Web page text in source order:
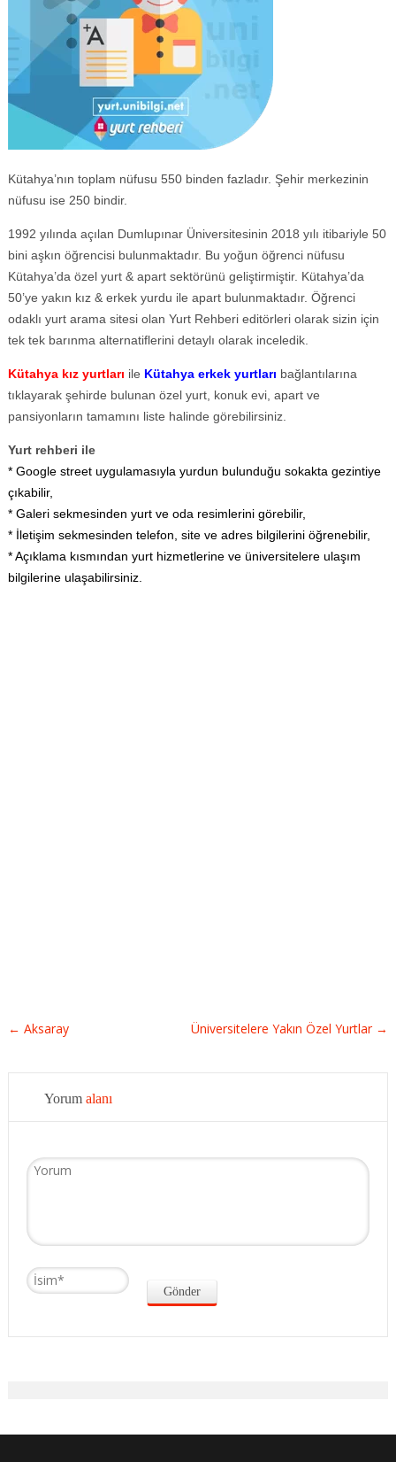
Kütahya’nın toplam nüfusu 550 binden fazladır. Şehir merkezinin
nüfusu ise 250 bindir.
1992 yılında açılan Dumlupınar Üniversitesinin 2018 yılı itibariyle 50
bini aşkın öğrencisi bulunmaktadır. Bu yoğun öğrenci nüfusu
Kütahya’da özel yurt & apart sektörünü geliştirmiştir. Kütahya’da
50’ye yakın kız & erkek yurdu ile apart bulunmaktadır. Öğrenci
odaklı yurt arama sitesi olan Yurt Rehberi editörleri olarak sizin için
tek tek barınma alternatiflerini detaylı olarak inceledik.
Kütahya kız yurtları ile Kütahya erkek yurtları bağlantılarına
tıklayarak şehirde bulunan özel yurt, konuk evi, apart ve
pansiyonların tamamını liste halinde görebilirsiniz.
Yurt rehberi ile
* Google street uygulamasıyla yurdun bulunduğu sokakta gezintiye
çıkabilir,
* Galeri sekmesinden yurt ve oda resimlerini görebilir,
* İletişim sekmesinden telefon, site ve adres bilgilerini öğrenebilir,
* Açıklama kısmından yurt hizmetlerine ve üniversitelere ulaşım
bilgilerine ulaşabilirsiniz.
← Aksaray Üniversitelere Yakın Özel Yurtlar →
Yorum alanı